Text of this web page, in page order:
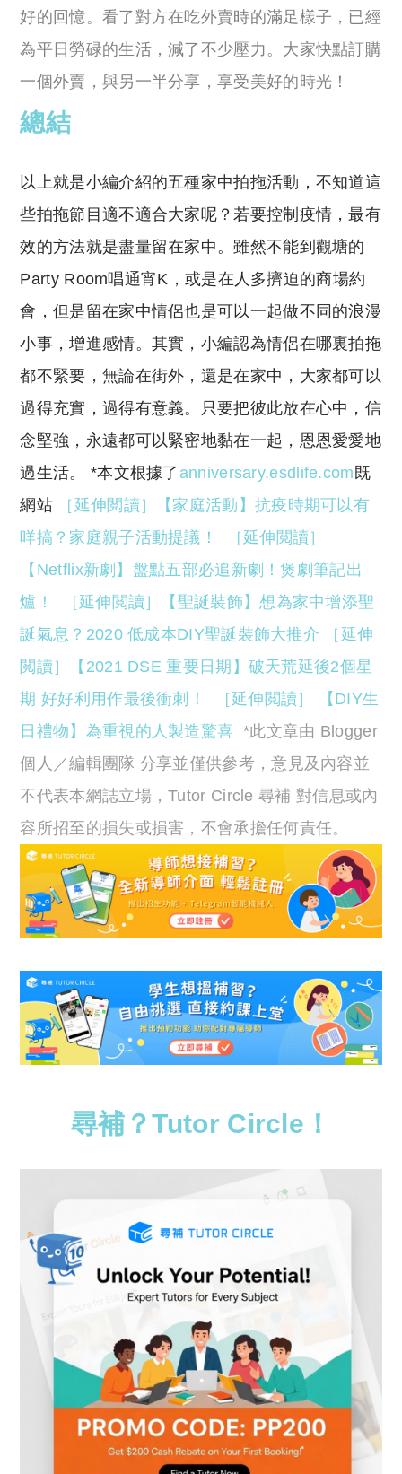
好的回憶。看了對方在吃外賣時的滿足樣子，已經
為平日勞碌的生活，減了不少壓力。大家快點訂購
一個外賣，與另一半分享，享受美好的時光！
總結
以上就是小編介紹的五種家中拍拖活動，不知道這
些拍拖節目適不適合大家呢？若要控制疫情，最有
效的方法就是盡量留在家中。雖然不能到觀塘的
Party Room唱通宵K，或是在人多擠迫的商場約
會，但是留在家中情侶也是可以一起做不同的浪漫
小事，增進感情。其實，小編認為情侶在哪裏拍拖
都不緊要，無論在街外，還是在家中，大家都可以
過得充實，過得有意義。只要把彼此放在心中，信
念堅強，永遠都可以緊密地黏在一起，恩恩愛愛地
過生活。 *本文根據了anniversary.esdlife.com 既
網站
［延伸閲讀］【家庭活動】抗疫時期可以有
咩搞？家庭親子活動提議！
［延伸閲讀］
【Netflix新劇】盤點五部必追新劇！煲劇筆記出
爐！
［延伸閲讀］【聖誕裝飾】想為家中增添聖
誕氣息？2020 低成本DIY聖誕裝飾大推介
［延伸
閲讀］【2021 DSE 重要日期】破天荒延後2個星
期 好好利用作最後衝刺！
［延伸閲讀］ 【DIY生
日禮物】為重視的人製造驚喜 *此文章由 Blogger
個人／編輯團隊 分享並僅供參考，意見及內容並
不代表本網誌立場，Tutor Circle 尋補 對信息或內
容所招至的損失或損害，不會承擔任何責任。
尋補？Tutor Circle！